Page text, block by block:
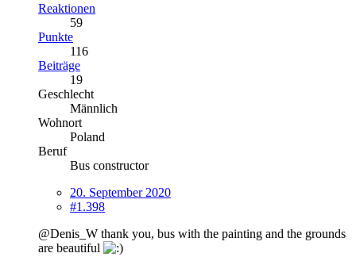
Reaktionen
59
Punkte
116
Beiträge
19
Geschlecht
Männlich
Wohnort
Poland
Beruf
Bus constructor
20. September 2020
#1.398
@Denis_W thank you, bus with the painting and the grounds
are beautiful